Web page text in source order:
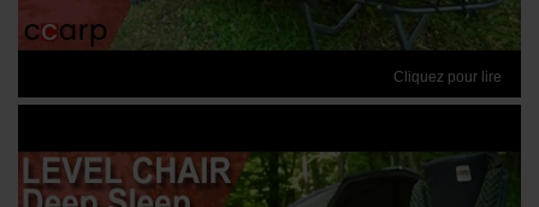
Cliquez pour lire